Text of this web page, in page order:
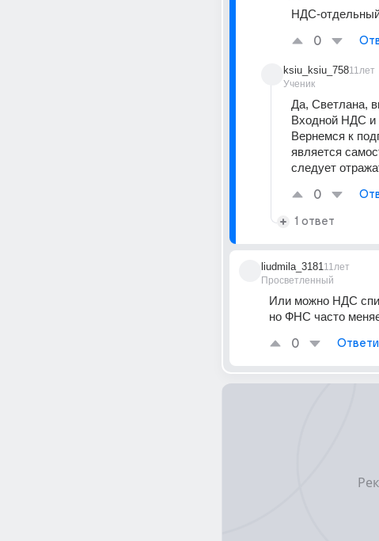
НДС-
0
ksiu_ksiu_758
Ученик
11лет
Да, Светлана,
Входной НДС и
Вернемся к
является
следует
0
1 ответ
liudmila_3181
Просветленный
11лет
Или можно НДС
но ФНС часто
0